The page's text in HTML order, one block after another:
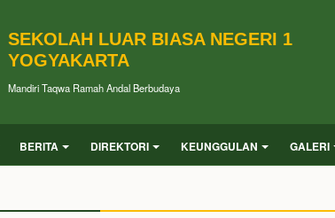
SEKOLAH LUAR BIASA NEGERI 1
YOGYAKARTA
Mandiri Taqwa Ramah Andal Berbudaya
BERITA DIREKTORI KEUNGGULAN GALERI